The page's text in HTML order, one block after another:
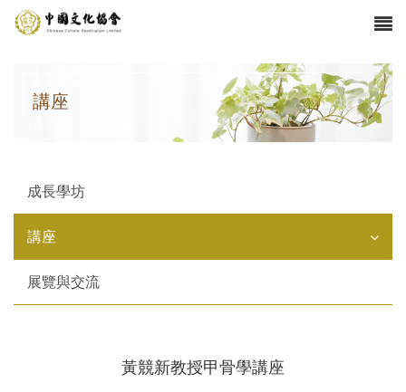
講座
成長學坊
講座
展覽與交流
黃競新教授甲骨學講座